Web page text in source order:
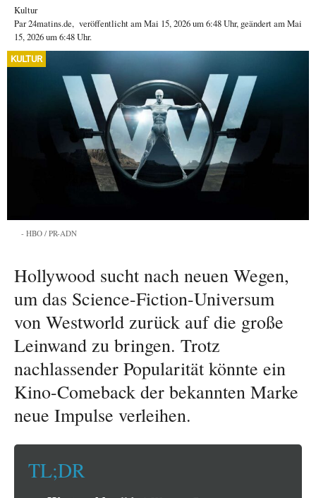
Kultur
Par24matins.de, veröffentlicht amMai 15, 2026um 6:48 Uhr, geändert am Mai
15, 2026 um 6:48 Uhr.
KULTUR
HBO / PR-ADN
Hollywood sucht nach neuen Wegen,
um das Science-Fiction-Universum
von Westworld zurück auf die große
Leinwand zu bringen. Trotz
nachlassender Popularität könnte ein
Kino-Comeback der bekannten Marke
neue Impulse verleihen.
TL;DR